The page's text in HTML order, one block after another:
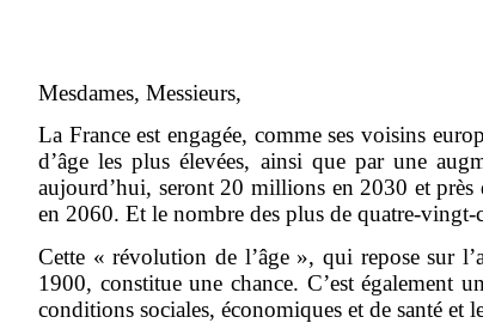
Mesdames, Messieurs,
La France est engagée, comme ses voisins
d’âge les plus élevées, ainsi que par une
aujourd’hui, seront 20 millions en 2030 et
en 2060. Et le nombre des plus de quatre-
Cette « révolution de l’âge », qui repose sur
1900, constitue une chance. C’est également
conditions sociales, économiques et de santé